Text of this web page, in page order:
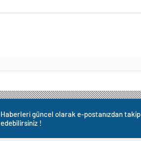
Haberleri güncel olarak e-postanızdan takip
edebilirsiniz !